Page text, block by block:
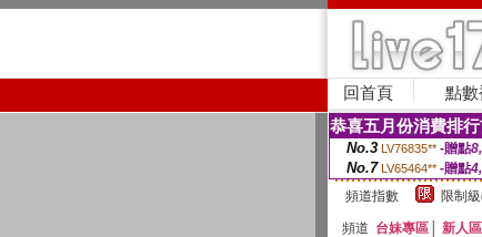
回首頁 點數
恭喜五月份消費排
No.3 LV76835** -贈點
No.7 LV65464** -贈點
頻道指數
限制
頻道 台妹專區 新人區